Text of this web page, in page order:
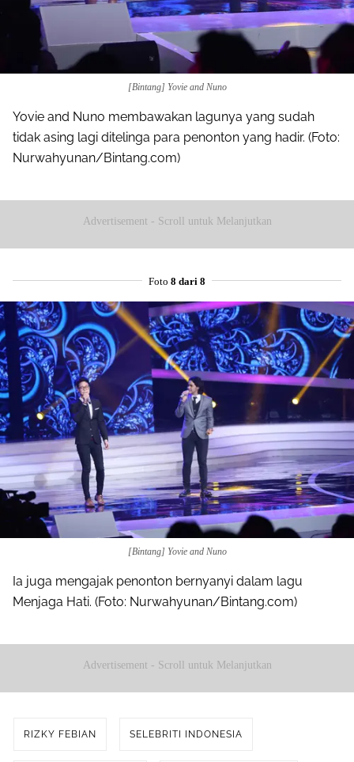
[Bintang] Yovie and Nuno
Yovie and Nuno membawakan lagunya yang sudah
tidak asing lagi ditelinga para penonton yang hadir. (Foto:
Nurwahyunan/Bintang.com)
Advertisement - Scroll untuk Melanjutkan
Foto 8 dari 8
[Bintang] Yovie and Nuno
Ia juga mengajak penonton bernyanyi dalam lagu
Menjaga Hati. (Foto: Nurwahyunan/Bintang.com)
Advertisement - Scroll untuk Melanjutkan
RIZKY FEBIAN SELEBRITI INDONESIA